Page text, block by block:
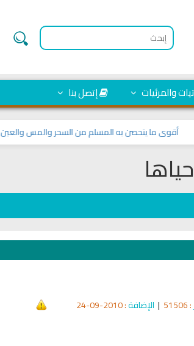
والمرئيات إتصل بنا
ما يتحصن به المسلم من السحر والمس والعين والحسد
: 51506
| الإضافة: 2010-09-24